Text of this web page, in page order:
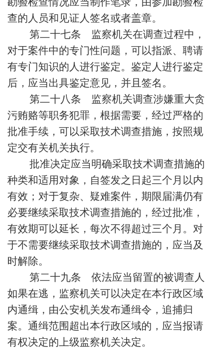
查的人员和见证人签名或者盖章。
第二十七条 监察机关在调查过程中，
对于案件中的专门性问题，可以指派、聘请
有专门知识的人进行鉴定。鉴定人进行鉴定
后，应当出具鉴定意见，并且签名。
第二十八条 监察机关调查涉嫌重大贪
污贿赂等职务犯罪，根据需要，经过严格的
批准手续，可以采取技术调查措施，按照规
定交有关机关执行。
批准决定应当明确采取技术调查措施的
种类和适用对象，自签发之日起三个月以内
有效；对于复杂、疑难案件，期限届满仍有
必要继续采取技术调查措施的，经过批准，
有效期可以延长，每次不得超过三个月。对
于不需要继续采取技术调查措施的，应当及
时解除。
第二十九条 依法应当留置的被调查人
如果在逃，监察机关可以决定在本行政区域
内通缉，由公安机关发布通缉令，追捕归
案。通缉范围超出本行政区域的，应当报请
有权决定的上级监察机关决定。